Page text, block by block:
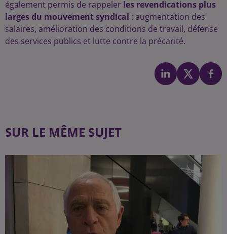
également permis de rappeler les revendications plus
larges du mouvement syndical : augmentation des
salaires, amélioration des conditions de travail, défense
des services publics et lutte contre la précarité.
SUR LE MÊME SUJET